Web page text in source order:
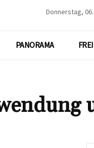
Donnerstag,
PANORAMA